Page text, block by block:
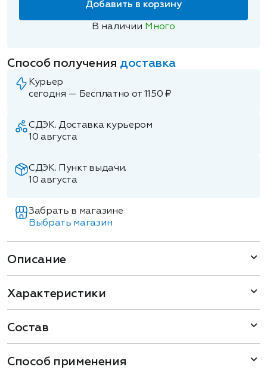
Добавить в корзину
В наличии Много
Способ получения доставка
Курьер
сегодня — Бесплатно от 1150 ₽
СДЭК. Доставка курьером
10 августа
СДЭК. Пункт выдачи.
10 августа
Забрать в магазине
Выбрать магазин
Описание
Характеристики
Состав
Способ применения